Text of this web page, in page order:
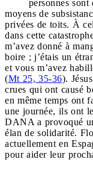
personnes sont
moyens de
privées de toits. À
dans cette
m’avez donné à
boire ; j’étais un
et vous m’avez
(Mt 25, 35-36).
crues qui ont causé
en même temps ont
une journée, ils ont
DANA a provoqué
élan de solidarité.
actuellement en
pour aider leur